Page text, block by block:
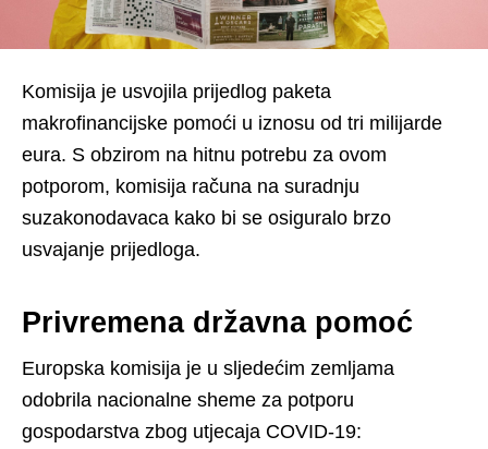
Komisija je usvojila prijedlog paketa
makrofinancijske pomoći u iznosu od tri milijarde
eura. S obzirom na hitnu potrebu za ovom
potporom, komisija računa na suradnju
suzakonodavaca kako bi se osiguralo brzo
usvajanje prijedloga.
Privremena državna pomoć
Europska komisija je u sljedećim zemljama
odobrila nacionalne sheme za potporu
gospodarstva zbog utjecaja COVID-19: